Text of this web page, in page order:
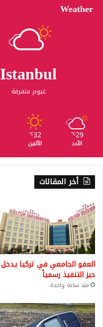
Weather
Istanbul
غيوم متفرقة
29
℃
الأحد
32
℃
الأثنين
أخر المقالات
العفو الجامعي في تركيا يدخل
حيز التنفيذ رسمياً
منذ ساعة واحدة